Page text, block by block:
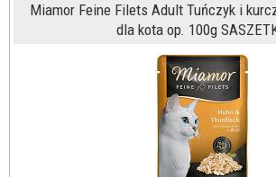
Miamor Feine Filets Adult Tuńczyk i
dla kota op. 100g